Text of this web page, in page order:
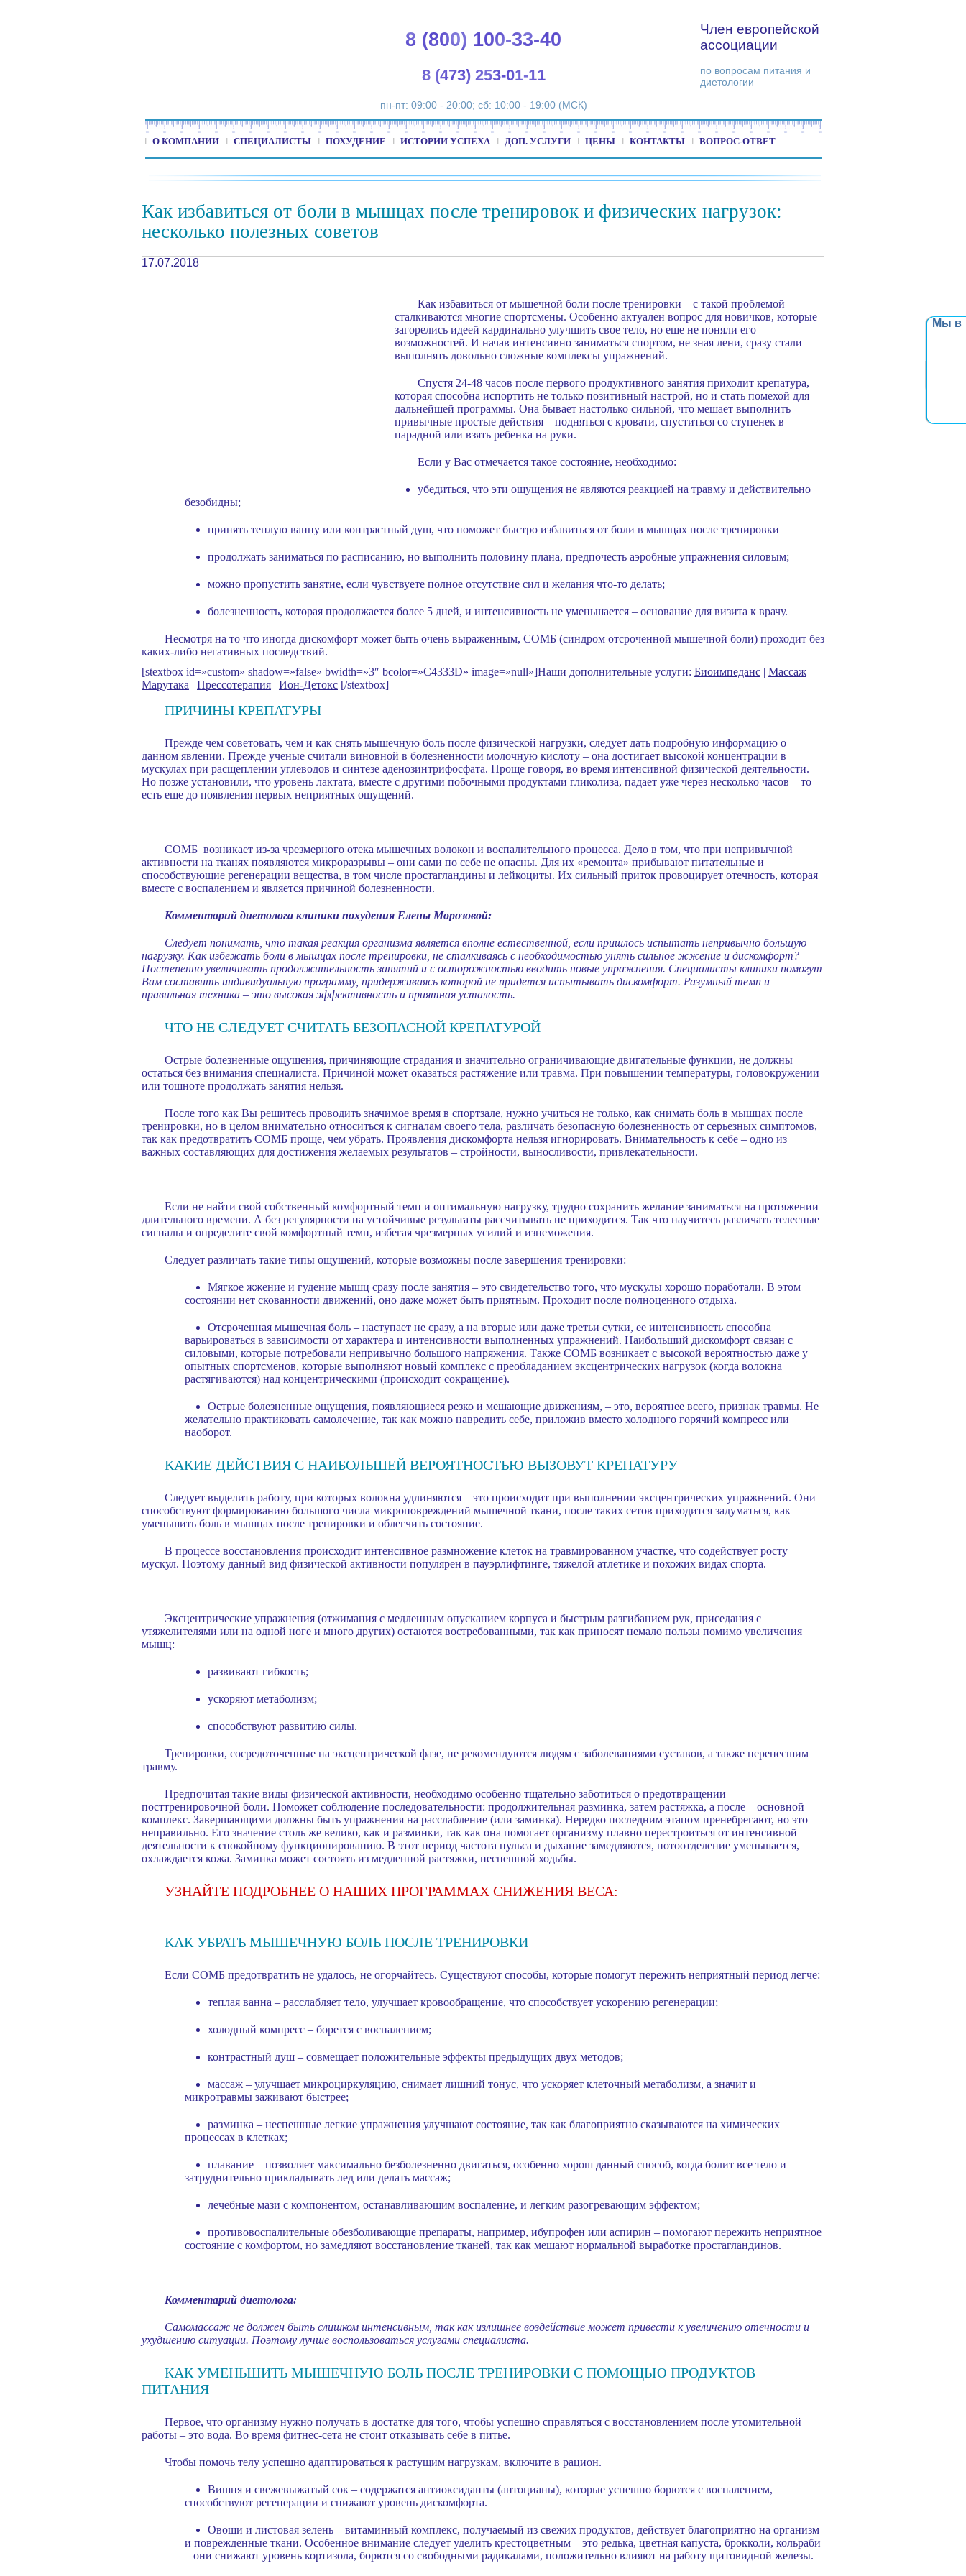
Мы в
8 (800) 100-33-40
8 (473) 253-01-11
пн-пт: 09:00 - 20:00; сб: 10:00 - 19:00 (МСК)
Член европейской
ассоциации
по вопросам питания и
диетологии
О КОМПАНИИ СПЕЦИАЛИСТЫ ПОХУДЕНИЕ ИСТОРИИ УСПЕХА ДОП. УСЛУГИ ЦЕНЫ КОНТАКТЫ ВОПРОС-ОТВЕТ
Как избавиться от боли в мышцах после тренировок и физических нагрузок:
несколько полезных советов
17.07.2018
Как избавиться от мышечной боли после тренировки – с такой проблемой
сталкиваются многие спортсмены. Особенно актуален вопрос для новичков, которые
загорелись идеей кардинально улучшить свое тело, но еще не поняли его
возможностей. И начав интенсивно заниматься спортом, не зная лени, сразу стали
выполнять довольно сложные комплексы упражнений.
Спустя 24-48 часов после первого продуктивного занятия приходит крепатура,
которая способна испортить не только позитивный настрой, но и стать помехой для
дальнейшей программы. Она бывает настолько сильной, что мешает выполнить
привычные простые действия – подняться с кровати, спуститься со ступенек в
парадной или взять ребенка на руки.
Если у Вас отмечается такое состояние, необходимо:
убедиться, что эти ощущения не являются реакцией на травму и действительно
безобидны;
принять теплую ванну или контрастный душ, что поможет быстро избавиться от боли в мышцах после тренировки
продолжать заниматься по расписанию, но выполнить половину плана, предпочесть аэробные упражнения силовым;
можно пропустить занятие, если чувствуете полное отсутствие сил и желания что-то делать;
болезненность, которая продолжается более 5 дней, и интенсивность не уменьшается – основание для визита к врачу.
Несмотря на то что иногда дискомфорт может быть очень выраженным, СОМБ (синдром отсроченной мышечной боли) проходит без
каких-либо негативных последствий.
[stextbox id=»custom» shadow=»false» bwidth=»3″ bcolor=»C4333D» image=»null»]Наши дополнительные услуги: Биоимпеданс | Массаж
Марутака | Прессотерапия | Ион-Детокс [/stextbox]
ПРИЧИНЫ КРЕПАТУРЫ
Прежде чем советовать, чем и как снять мышечную боль после физической нагрузки, следует дать подробную информацию о
данном явлении. Прежде ученые считали виновной в болезненности молочную кислоту – она достигает высокой концентрации в
мускулах при расщеплении углеводов и синтезе аденозинтрифосфата. Проще говоря, во время интенсивной физической деятельности.
Но позже установили, что уровень лактата, вместе с другими побочными продуктами гликолиза, падает уже через несколько часов – то
есть еще до появления первых неприятных ощущений.
СОМБ возникает из-за чрезмерного отека мышечных волокон и воспалительного процесса. Дело в том, что при непривычной
активности на тканях появляются микроразрывы – они сами по себе не опасны. Для их «ремонта» прибывают питательные и
способствующие регенерации вещества, в том числе простагландины и лейкоциты. Их сильный приток провоцирует отечность, которая
вместе с воспалением и является причиной болезненности.
Комментарий диетолога клиники похудения Елены Морозовой:
Следует понимать, что такая реакция организма является вполне естественной, если пришлось испытать непривычно большую
нагрузку. Как избежать боли в мышцах после тренировки, не сталкиваясь с необходимостью унять сильное жжение и дискомфорт?
Постепенно увеличивать продолжительность занятий и с осторожностью вводить новые упражнения. Специалисты клиники помогут
Вам составить индивидуальную программу, придерживаясь которой не придется испытывать дискомфорт. Разумный темп и
правильная техника – это высокая эффективность и приятная усталость.
ЧТО НЕ СЛЕДУЕТ СЧИТАТЬ БЕЗОПАСНОЙ КРЕПАТУРОЙ
Острые болезненные ощущения, причиняющие страдания и значительно ограничивающие двигательные функции, не должны
остаться без внимания специалиста. Причиной может оказаться растяжение или травма. При повышении температуры, головокружении
или тошноте продолжать занятия нельзя.
После того как Вы решитесь проводить значимое время в спортзале, нужно учиться не только, как снимать боль в мышцах после
тренировки, но в целом внимательно относиться к сигналам своего тела, различать безопасную болезненность от серьезных симптомов,
так как предотвратить СОМБ проще, чем убрать. Проявления дискомфорта нельзя игнорировать. Внимательность к себе – одно из
важных составляющих для достижения желаемых результатов – стройности, выносливости, привлекательности.
Если не найти свой собственный комфортный темп и оптимальную нагрузку, трудно сохранить желание заниматься на протяжении
длительного времени. А без регулярности на устойчивые результаты рассчитывать не приходится. Так что научитесь различать телесные
сигналы и определите свой комфортный темп, избегая чрезмерных усилий и изнеможения.
Следует различать такие типы ощущений, которые возможны после завершения тренировки:
Мягкое жжение и гудение мышц сразу после занятия – это свидетельство того, что мускулы хорошо поработали. В этом
состоянии нет скованности движений, оно даже может быть приятным. Проходит после полноценного отдыха.
Отсроченная мышечная боль – наступает не сразу, а на вторые или даже третьи сутки, ее интенсивность способна
варьироваться в зависимости от характера и интенсивности выполненных упражнений. Наибольший дискомфорт связан с
силовыми, которые потребовали непривычно большого напряжения. Также СОМБ возникает с высокой вероятностью даже у
опытных спортсменов, которые выполняют новый комплекс с преобладанием эксцентрических нагрузок (когда волокна
растягиваются) над концентрическими (происходит сокращение).
Острые болезненные ощущения, появляющиеся резко и мешающие движениям, – это, вероятнее всего, признак травмы. Не
желательно практиковать самолечение, так как можно навредить себе, приложив вместо холодного горячий компресс или
наоборот.
КАКИЕ ДЕЙСТВИЯ С НАИБОЛЬШЕЙ ВЕРОЯТНОСТЬЮ ВЫЗОВУТ КРЕПАТУРУ
Следует выделить работу, при которых волокна удлиняются – это происходит при выполнении эксцентрических упражнений. Они
способствуют формированию большого числа микроповреждений мышечной ткани, после таких сетов приходится задуматься, как
уменьшить боль в мышцах после тренировки и облегчить состояние.
В процессе восстановления происходит интенсивное размножение клеток на травмированном участке, что содействует росту
мускул. Поэтому данный вид физической активности популярен в пауэрлифтинге, тяжелой атлетике и похожих видах спорта.
Эксцентрические упражнения (отжимания с медленным опусканием корпуса и быстрым разгибанием рук, приседания с
утяжелителями или на одной ноге и много других) остаются востребованными, так как приносят немало пользы помимо увеличения
мышц:
развивают гибкость;
ускоряют метаболизм;
способствуют развитию силы.
Тренировки, сосредоточенные на эксцентрической фазе, не рекомендуются людям с заболеваниями суставов, а также перенесшим
травму.
Предпочитая такие виды физической активности, необходимо особенно тщательно заботиться о предотвращении
посттренировочной боли. Поможет соблюдение последовательности: продолжительная разминка, затем растяжка, а после – основной
комплекс. Завершающими должны быть упражнения на расслабление (или заминка). Нередко последним этапом пренебрегают, но это
неправильно. Его значение столь же велико, как и разминки, так как она помогает организму плавно перестроиться от интенсивной
деятельности к спокойному функционированию. В этот период частота пульса и дыхание замедляются, потоотделение уменьшается,
охлаждается кожа. Заминка может состоять из медленной растяжки, неспешной ходьбы.
УЗНАЙТЕ ПОДРОБНЕЕ О НАШИХ ПРОГРАММАХ СНИЖЕНИЯ ВЕСА:
КАК УБРАТЬ МЫШЕЧНУЮ БОЛЬ ПОСЛЕ ТРЕНИРОВКИ
Если СОМБ предотвратить не удалось, не огорчайтесь. Существуют способы, которые помогут пережить неприятный период легче:
теплая ванна – расслабляет тело, улучшает кровообращение, что способствует ускорению регенерации;
холодный компресс – борется с воспалением;
контрастный душ – совмещает положительные эффекты предыдущих двух методов;
массаж – улучшает микроциркуляцию, снимает лишний тонус, что ускоряет клеточный метаболизм, а значит и
микротравмы заживают быстрее;
разминка – неспешные легкие упражнения улучшают состояние, так как благоприятно сказываются на химических
процессах в клетках;
плавание – позволяет максимально безболезненно двигаться, особенно хорош данный способ, когда болит все тело и
затруднительно прикладывать лед или делать массаж;
лечебные мази с компонентом, останавливающим воспаление, и легким разогревающим эффектом;
противовоспалительные обезболивающие препараты, например, ибупрофен или аспирин – помогают пережить неприятное
состояние с комфортом, но замедляют восстановление тканей, так как мешают нормальной выработке простагландинов.
Комментарий диетолога:
Самомассаж не должен быть слишком интенсивным, так как излишнее воздействие может привести к увеличению отечности и
ухудшению ситуации. Поэтому лучше воспользоваться услугами специалиста.
КАК УМЕНЬШИТЬ МЫШЕЧНУЮ БОЛЬ ПОСЛЕ ТРЕНИРОВКИ С ПОМОЩЬЮ ПРОДУКТОВ
ПИТАНИЯ
Первое, что организму нужно получать в достатке для того, чтобы успешно справляться с восстановлением после утомительной
работы – это вода. Во время фитнес-сета не стоит отказывать себе в питье.
Чтобы помочь телу успешно адаптироваться к растущим нагрузкам, включите в рацион.
Вишня и свежевыжатый сок – содержатся антиоксиданты (антоцианы), которые успешно борются с воспалением,
способствуют регенерации и снижают уровень дискомфорта.
Овощи и листовая зелень – витаминный комплекс, получаемый из свежих продуктов, действует благоприятно на организм
и поврежденные ткани. Особенное внимание следует уделить крестоцветным – это редька, цветная капуста, брокколи, кольраби
– они снижают уровень кортизола, борются со свободными радикалами, положительно влияют на работу щитовидной железы.